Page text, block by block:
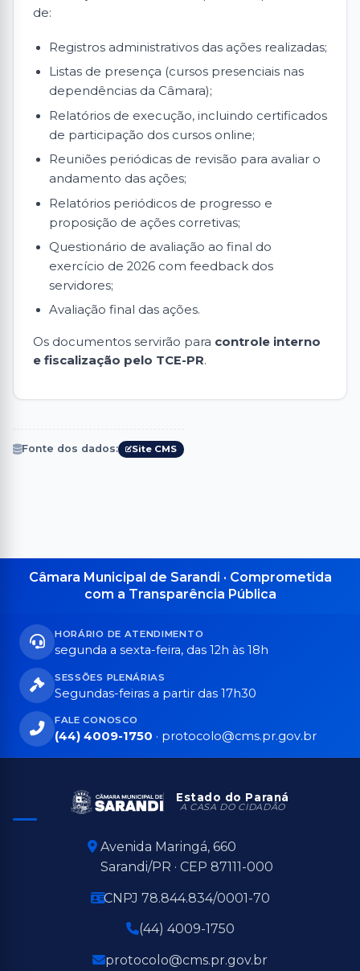
de:
Registros administrativos das ações realizadas;
Listas de presença (cursos presenciais nas
dependências da Câmara);
Relatórios de execução, incluindo certificados
de participação dos cursos online;
Reuniões periódicas de revisão para avaliar o
andamento das ações;
Relatórios periódicos de progresso e
proposição de ações corretivas;
Questionário de avaliação ao final do
exercício de 2026 com feedback dos
servidores;
Avaliação final das ações.
Os documentos servirão para controle interno
e fiscalização pelo TCE-PR.
Fonte dos dados: Site CMS
Câmara Municipal de Sarandi · Comprometida
com a Transparência Pública
HORÁRIO DE ATENDIMENTO
segunda a sexta-feira, das 12h às 18h
SESSÕES PLENÁRIAS
Segundas-feiras a partir das 17h30
FALE CONOSCO
(44) 4009-1750 · protocolo@cms.pr.gov.br
Estado do Paraná
A CASA DO CIDADÃO
Avenida Maringá, 660
Sarandi/PR · CEP 87111-000
CNPJ 78.844.834/0001-70
(44) 4009-1750
protocolo@cms.pr.gov.br